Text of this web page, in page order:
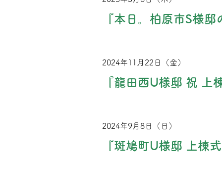
『本日。柏原市S様邸
2024年11月22日（金）
『龍田西U様邸 祝 上
2024年9月8日（日）
『斑鳩町U様邸 上棟式